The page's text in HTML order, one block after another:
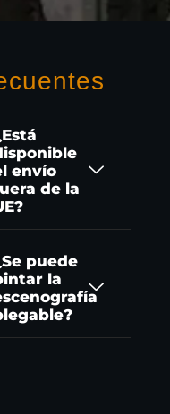
envío
de la
puede
la